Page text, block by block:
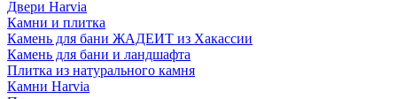
Двери Harvia
Камни и плитка
Камень для бани ЖАДЕИТ из Хакассии
Камень для бани и ландшафта
Плитка из натурального камня
Камни Harvia